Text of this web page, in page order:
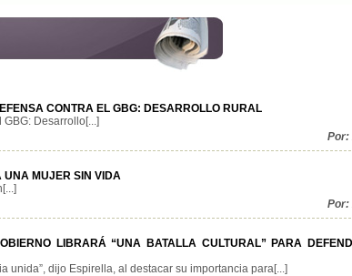
CONTRA EL GBG: DESARROLLO RURAL
Desarrollo[...]
Por:
UNA MUJER SIN VIDA
Por:
LIBRARÁ “UNA BATALLA CULTURAL” PARA
unida”, dijo Espirella, al destacar su importancia para[...]